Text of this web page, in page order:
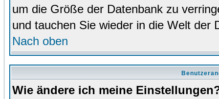
um die Größe der Datenbank zu
und tauchen Sie wieder in die Welt der
Nach oben
Wie ändere ich meine